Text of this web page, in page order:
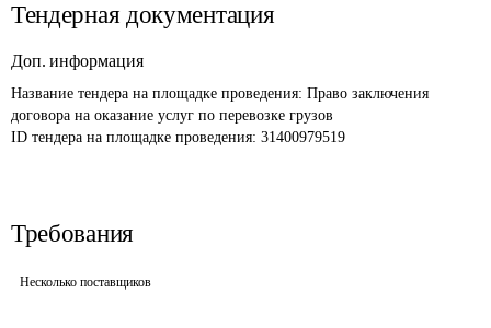
Тендерная документация
Доп. информация
Название тендера на площадке проведения: Право заключения
договора на оказание услуг по перевозке грузов
ID тендера на площадке проведения: 31400979519
Требования
Несколько поставщиков